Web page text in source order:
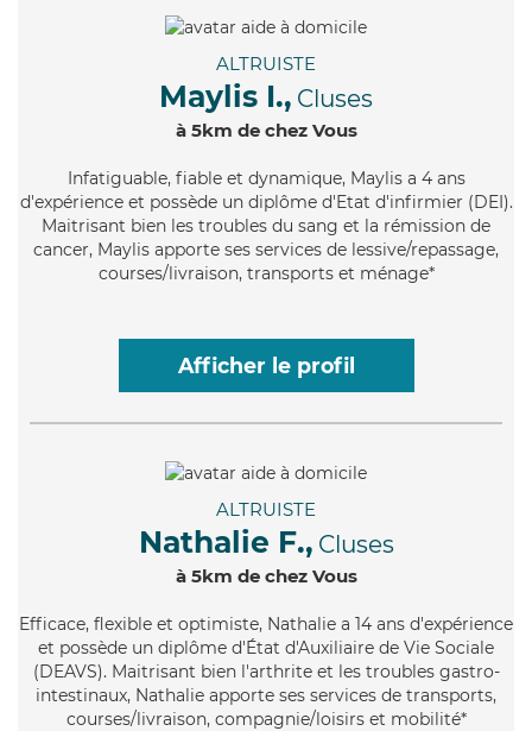
ALTRUISTE
Maylis I., Cluses
à 5km de chez Vous
Infatiguable, fiable et dynamique, Maylis a 4 ans
d'expérience et possède un diplôme d'Etat d'infirmier (DEI).
Maitrisant bien les troubles du sang et la rémission de
cancer, Maylis apporte ses services de lessive/repassage,
courses/livraison, transports et ménage*
Afficher le profil
ALTRUISTE
Nathalie F., Cluses
à 5km de chez Vous
Efficace, flexible et optimiste, Nathalie a 14 ans d'expérience
et possède un diplôme d'État d'Auxiliaire de Vie Sociale
(DEAVS). Maitrisant bien l'arthrite et les troubles gastro-
intestinaux, Nathalie apporte ses services de transports,
courses/livraison, compagnie/loisirs et mobilité*